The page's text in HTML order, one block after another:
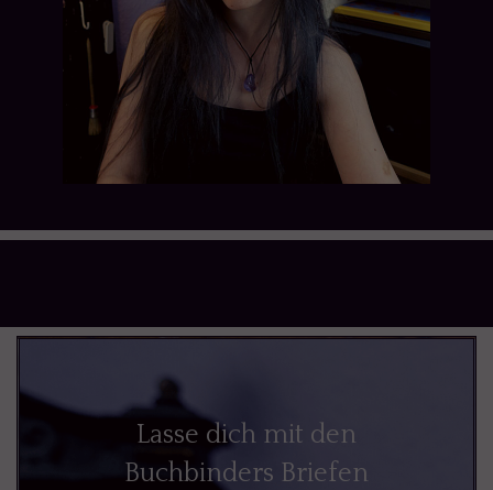
Lasse dich mit den
Buchbinders Briefen